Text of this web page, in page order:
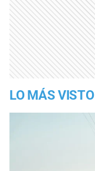
LO MÁS VISTO